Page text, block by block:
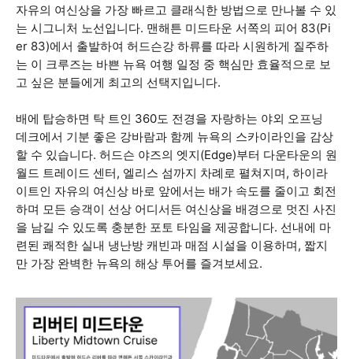
자유의 여신상을 가장 빠르고 클래식한 방법으로 만나볼 수 있
는 시그니처 노선입니다. 맨해튼 미드타운 서쪽의 피어 83(Pi
er 83)에서 출발하여 허드슨강 하류를 따라 시원하게 질주하
는 이 크루즈는 바쁜 뉴욕 여행 일정 중 핵심만 효율적으로 보
고 싶은 분들에게 최고의 선택지입니다.
배에 탑승하면 탁 트인 360도 전경을 자랑하는 야외 오프닝
데크에서 기분 좋은 강바람과 함께 뉴욕의 스카이라인을 감상
할 수 있습니다. 허드슨 야즈의 엣지(Edge)부터 다운타운의 원
월드 트레이드 센터, 엘리스 섬까지 차례로 펼쳐지며, 하이라
이트인 자유의 여신상 바로 앞에서는 배가 속도를 줄이고 회전
하며 모든 승객이 선상 어디서든 여신상을 배경으로 멋진 사진
을 남길 수 있도록 충분한 포토 타임을 제공합니다. 선내에 마
련된 쾌적한 실내 냉난방 캐빈과 매점 시설을 이용하며, 짧지
만 가장 완벽한 뉴욕의 해상 투어를 즐겨보세요.